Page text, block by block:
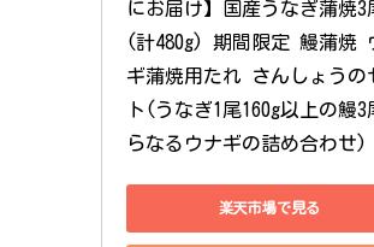
にお届け】国産うなぎ蒲焼3
(計480g) 期間限定 鰻蒲焼
ギ蒲焼用たれ さんしょうの
ト(うなぎ1尾160g以上の鰻3
らなるウナギの詰め合わせ)
楽天市場で見る